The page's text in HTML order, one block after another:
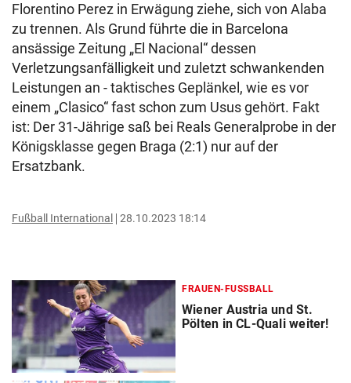
Florentino Perez in Erwägung ziehe, sich von Alaba
zu trennen. Als Grund führte die in Barcelona
ansässige Zeitung „El Nacional“ dessen
Verletzungsanfälligkeit und zuletzt schwankenden
Leistungen an - taktisches Geplänkel, wie es vor
einem „Clasico“ fast schon zum Usus gehört. Fakt
ist: Der 31-Jährige saß bei Reals Generalprobe in der
Königsklasse gegen Braga (2:1) nur auf der
Ersatzbank.
Fußball International 28.10.2023 18:14
FRAUEN-FUSSBALL
Wiener Austria und St.
Pölten in CL-Quali weiter!